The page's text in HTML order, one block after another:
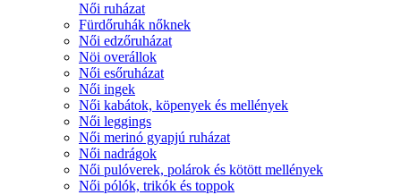
Női ruházat
Fürdőruhák nőknek
Női edzőruházat
Nöi overállok
Női esőruházat
Női ingek
Női kabátok, köpenyek és mellények
Női leggings
Női merinó gyapjú ruházat
Női nadrágok
Női pulóverek, polárok és kötött mellények
Női pólók, trikók és toppok